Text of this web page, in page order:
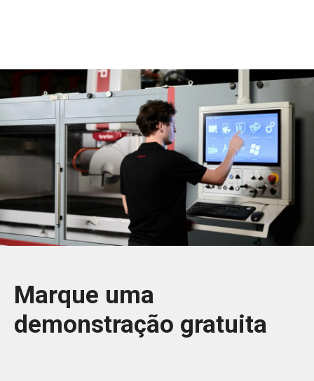
Marque uma
demonstração gratuita